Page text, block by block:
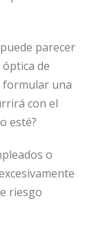
parecer
de
formular una
con el
esté?
o
riesgo